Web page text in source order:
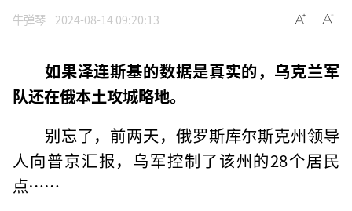
牛弹琴 2024-08-14 09:20:13
如果泽连斯基的数据是真实的，乌克兰军
队还在俄本土攻城略地。
别忘了，前两天，俄罗斯库尔斯克州领导
人向普京汇报，乌军控制了该州的28个居民
点……